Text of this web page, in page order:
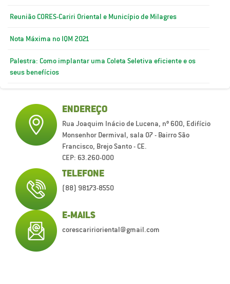
Reunião CORES-Cariri Oriental e Município de Milagres
Nota Máxima no IQM 2021
Palestra: Como implantar uma Coleta Seletiva eficiente e os
seus benefícios
ENDEREÇO
Rua Joaquim Inácio de Lucena, nº 600, Edifício
Monsenhor Dermival, sala 07 - Bairro São
Francisco, Brejo Santo - CE.
CEP: 63.260-000
TELEFONE
(88) 98173-8550
E-MAILS
corescaririoriental@gmail.com